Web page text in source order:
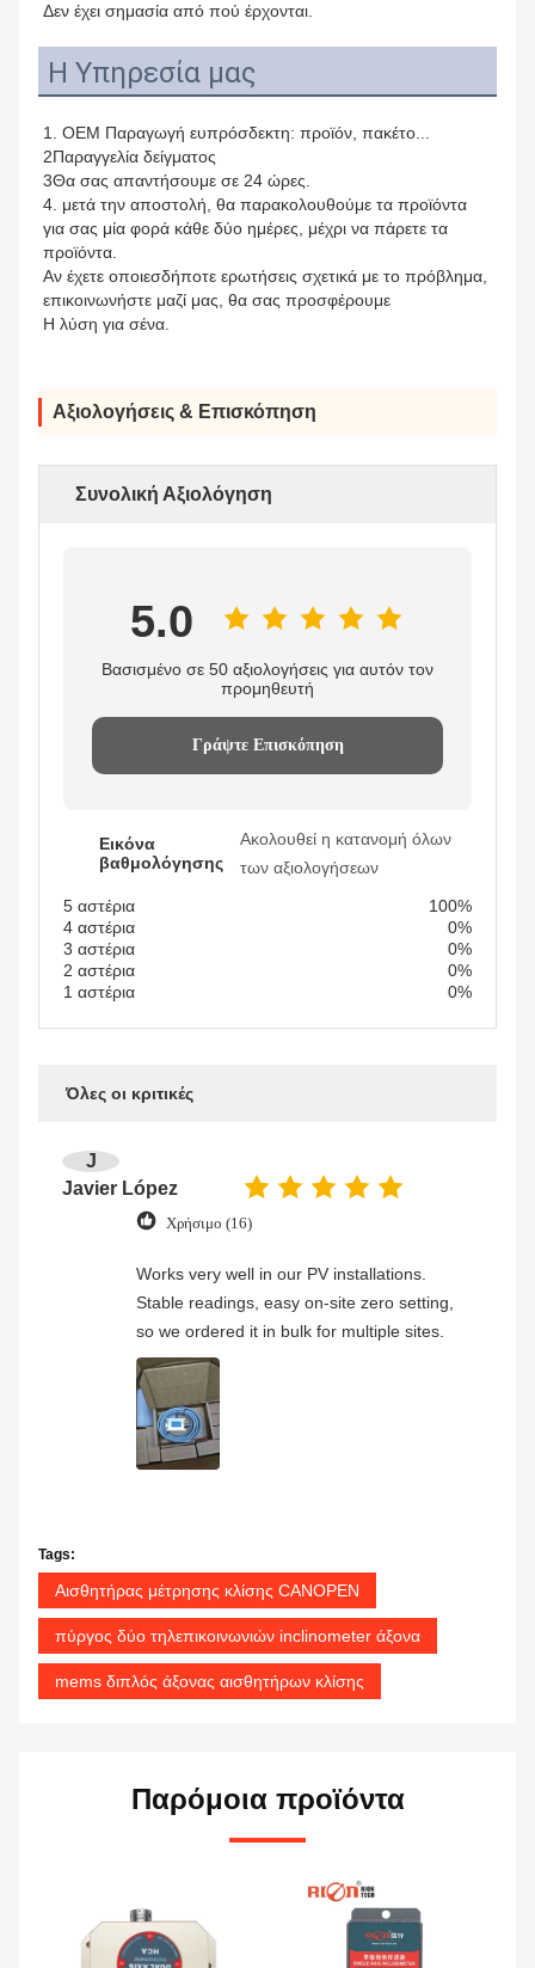
Δεν έχει σημασία από πού έρχονται.
Η Υπηρεσία μας
1. OEM Παραγωγή ευπρόσδεκτη: προϊόν, πακέτο...
2Παραγγελία δείγματος
3Θα σας απαντήσουμε σε 24 ώρες.
4. μετά την αποστολή, θα παρακολουθούμε τα προϊόντα
για σας μία φορά κάθε δύο ημέρες, μέχρι να πάρετε τα
προϊόντα.
Αν έχετε οποιεσδήποτε ερωτήσεις σχετικά με το πρόβλημα,
επικοινωνήστε μαζί μας, θα σας προσφέρουμε
Η λύση για σένα.
Αξιολογήσεις & Επισκόπηση
Συνολική Αξιολόγηση
5.0
Βασισμένο σε 50 αξιολογήσεις για αυτόν τον
προμηθευτή
Γράψτε Επισκόπηση
Εικόνα
βαθμολόγησης
Ακολουθεί η κατανομή όλων
των αξιολογήσεων
5 αστέρια
100%
4 αστέρια
0%
3 αστέρια
0%
2 αστέρια
0%
1 αστέρια
0%
Όλες οι κριτικές
J
Javier López
Χρήσιμο (16)
Works very well in our PV installations.
Stable readings, easy on-site zero setting,
so we ordered it in bulk for multiple sites.
Tags:
Αισθητήρας μέτρησης κλίσης CANOPEN
πύργος δύο τηλεπικοινωνιών inclinometer άξονα
mems διπλός άξονας αισθητήρων κλίσης
Παρόμοια προϊόντα